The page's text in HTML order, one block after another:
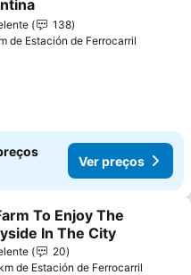
aos favoritos
138
de Estación de Ferrocarril
Ver preços
aos favoritos
To Enjoy The
In The City
20
de Estación de Ferrocarril